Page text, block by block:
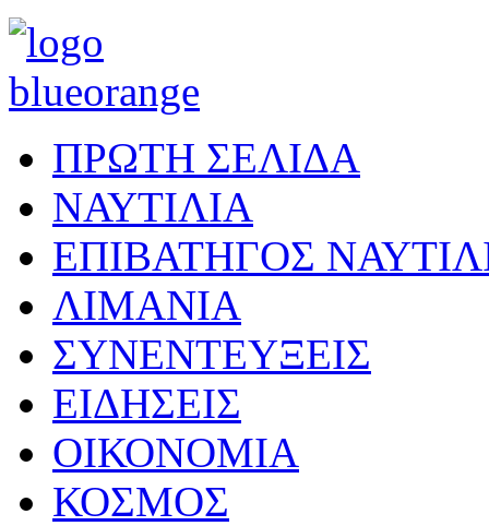
ΠΡΩΤΗ ΣΕΛΙΔΑ
ΝΑΥΤΙΛΙΑ
ΕΠΙΒΑΤΗΓΟΣ
ΛΙΜΑΝΙΑ
ΣΥΝΕΝΤΕΥΞΕΙΣ
ΕΙΔΗΣΕΙΣ
ΟΙΚΟΝΟΜΙΑ
ΚΟΣΜΟΣ